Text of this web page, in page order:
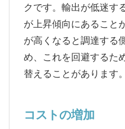
クです。輸出が低迷す
が上昇傾向にあること
が高くなると調達する
め、これを回避するた
替えることがあります。
コストの増加